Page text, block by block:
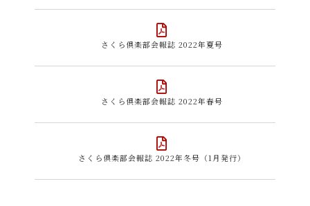
さくら倶楽部会報誌 2022年夏号
さくら倶楽部会報誌 2022年春号
さくら倶楽部会報誌 2022年冬号（1月発行）